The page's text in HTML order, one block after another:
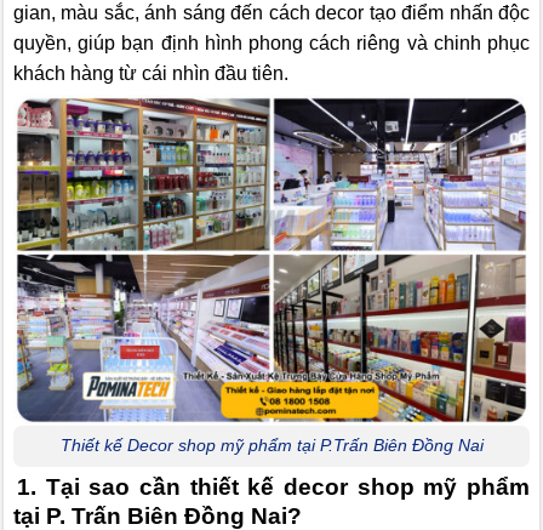
gian, màu sắc, ánh sáng đến cách decor tạo điểm nhấn độc
quyền, giúp bạn định hình phong cách riêng và chinh phục
khách hàng từ cái nhìn đầu tiên.
Thiết kế Decor shop mỹ phẩm tại P.Trấn Biên Đồng Nai
1. Tại sao cần thiết kế decor shop mỹ phẩm
tại P. Trấn Biên Đồng Nai?